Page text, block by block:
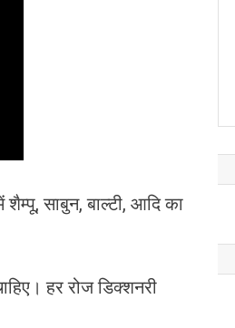
साबुन, बाल्टी, आदि का
हर रोज डिक्शनरी